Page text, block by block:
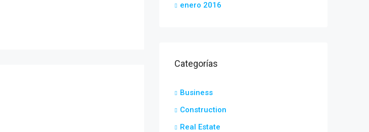
enero 2016
Categorías
Business
Construction
Real Estate